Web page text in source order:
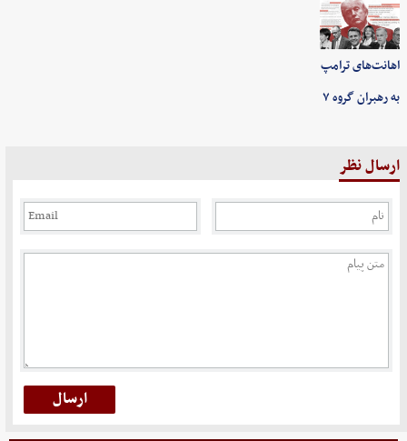
اهانت‌های ترامپ
به رهبران گروه ۷
ارسال نظر